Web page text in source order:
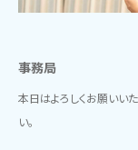
事務局
本日はよろしくお願いい
い。